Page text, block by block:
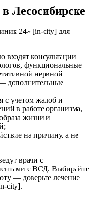
Лесосибирске
24» [in‑city] для
входят консультации
функциональные
нервной
дополнительные
с учетом жалоб и
в работе организма,
жизни и
на причину, а не
врачи с
с ВСД. Выбирайте
— доверьте лечение